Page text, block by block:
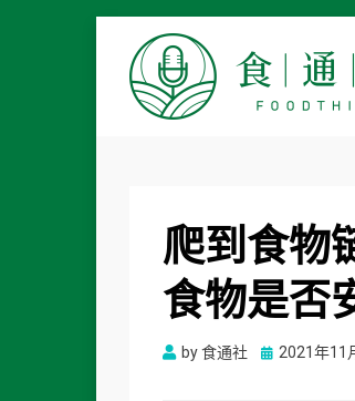
爬到食物
食物是否
by食通社
Posted
2021年11